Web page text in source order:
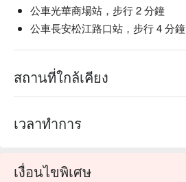
公車光華商場站，步行 2 分鐘
公車長安松江路口站，步行 4 分鐘
สถานที่ใกล้เคียง
เวลาทำการ
เงื่อนไขพิเศษ